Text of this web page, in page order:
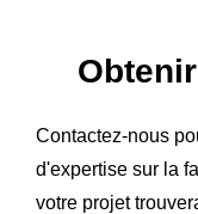
Contactez-nous
d'expertise sur la
votre projet